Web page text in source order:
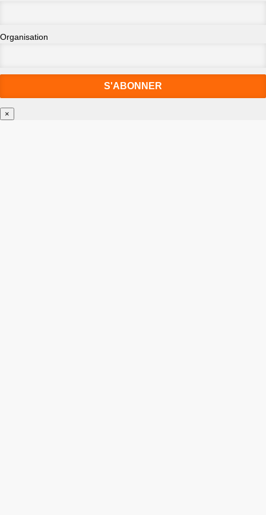
Organisation
×